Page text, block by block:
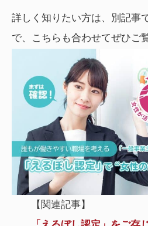
詳しく知りたい方は、別記事
で、こちらも合わせてぜひご
【関連記事】